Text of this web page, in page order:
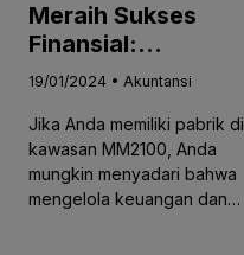
Meraih Sukses
Finansial:
Mengungkap
Akuntansi untuk
Pabrik di MM2100
19/01/2024 • Akuntansi
Jika Anda memiliki pabrik di
kawasan MM2100, Anda
mungkin menyadari bahwa
mengelola keuangan dan